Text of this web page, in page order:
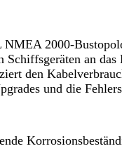
2000-
Schiffsgeräten an das
den
und die